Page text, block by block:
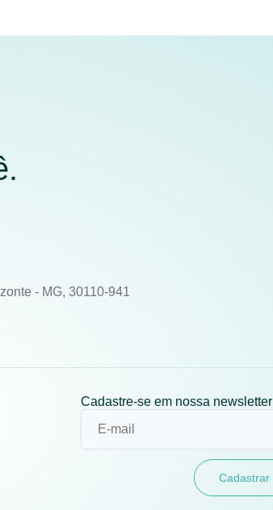
- MG, 30110-941
Cadastre-se em nossa newsletter
Cadastrar